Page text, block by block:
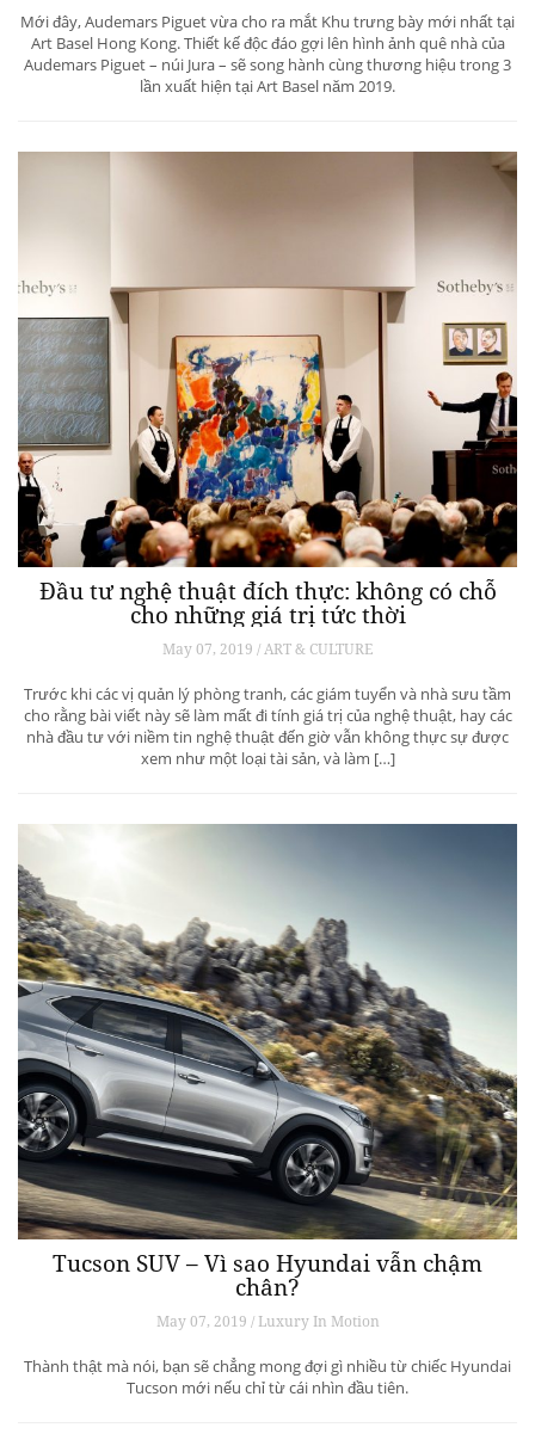
Mới đây, Audemars Piguet vừa cho ra mắt Khu trưng bày mới nhất tại
Art Basel Hong Kong. Thiết kế độc đáo gợi lên hình ảnh quê nhà của
Audemars Piguet – núi Jura – sẽ song hành cùng thương hiệu trong 3
lần xuất hiện tại Art Basel năm 2019.
Đầu tư nghệ thuật đích thực: không có chỗ
cho những giá trị tức thời
May 07, 2019 / ART & CULTURE
Trước khi các vị quản lý phòng tranh, các giám tuyển và nhà sưu tầm
cho rằng bài viết này sẽ làm mất đi tính giá trị của nghệ thuật, hay các
nhà đầu tư với niềm tin nghệ thuật đến giờ vẫn không thực sự được
xem như một loại tài sản, và làm […]
Tucson SUV – Vì sao Hyundai vẫn chậm
chân?
May 07, 2019 / Luxury In Motion
Thành thật mà nói, bạn sẽ chẳng mong đợi gì nhiều từ chiếc Hyundai
Tucson mới nếu chỉ từ cái nhìn đầu tiên.